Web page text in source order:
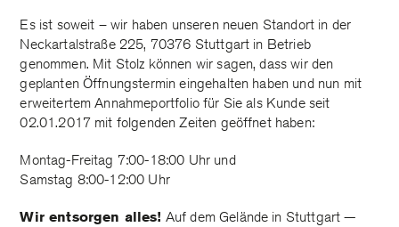
Es ist soweit – wir haben unseren neuen Standort in der
Neckartalstraße 225, 70376 Stuttgart in Betrieb
genommen. Mit Stolz können wir sagen, dass wir den
geplanten Öffnungstermin eingehalten haben und nun mit
erweitertem Annahmeportfolio für Sie als Kunde seit
02.01.2017 mit folgenden Zeiten geöffnet haben:
Montag-Freitag 7:00-18:00 Uhr und
Samstag 8:00-12:00 Uhr
Wir entsorgen alles! Auf dem Gelände in Stuttgart —